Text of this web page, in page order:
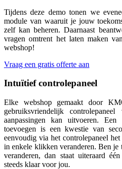
Tijdens deze demo tonen we
module van waaruit je jouw
zelf kan beheren. Daarnaast
vragen omtrent het laten maken
webshop!
Vraag een gratis offerte aan
Intuïtief controlepaneel
Elke webshop gemaakt door
gebruiksvriendelijk
aanpassingen kan uitvoeren.
toevoegen is een kwestie van
eenvoudig via het controlepaneel
in enkele klikken veranderen. Ben je
veranderen, dan staat uiteraard
steeds klaar voor jou.